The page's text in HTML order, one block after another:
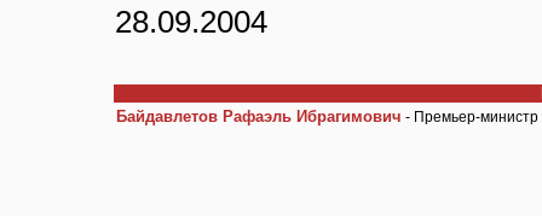
28.09.2004
Байдавлетов Рафаэль Ибрагимович - Премьер-